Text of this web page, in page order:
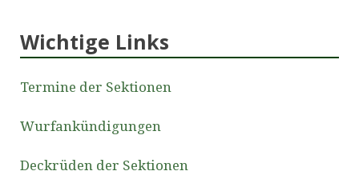
Wichtige Links
Termine der Sektionen
Wurfankündigungen
Deckrüden der Sektionen